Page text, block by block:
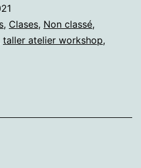
, Clases, Non classé,
taller atelier workshop,